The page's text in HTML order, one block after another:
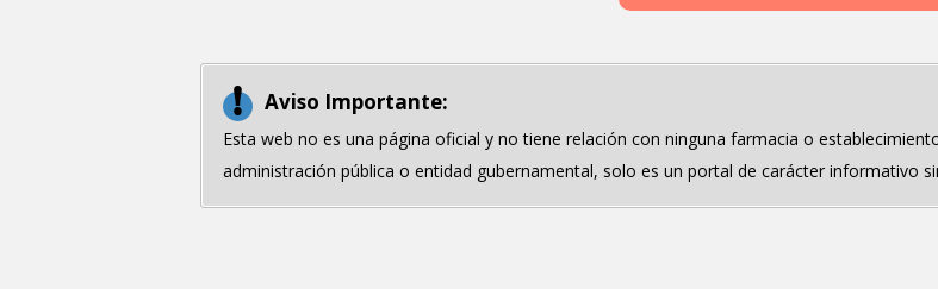
Aviso Importante:
Esta web no es una página oficial y no tiene relación con ninguna farmacia o
administración pública o entidad gubernamental, solo es un portal de carácter informativo